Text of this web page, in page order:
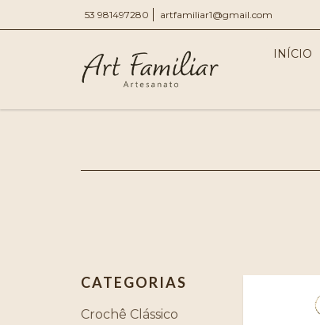
53 981497280 artfamiliar1@gmail.com
INÍCIO
CATEGORIAS
Crochê Clássico